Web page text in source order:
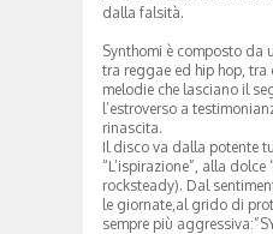
dalla falsità.
Synthomi è composto da
tra reggae ed hip hop,
melodie che lasciano il
l’estroverso a
rinascita.
Il disco va dalla potente
“L’ispirazione”, alla dolce
rocksteady). Dal
le giornate,al grido di
sempre più